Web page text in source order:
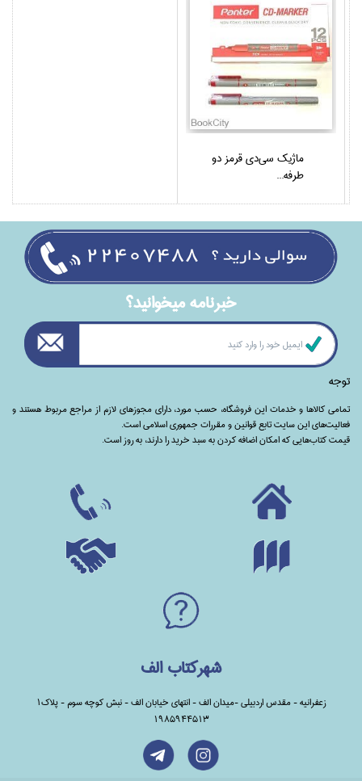
ماژيك سي‌دي قرمز دو
طرفه...
خبرنامه ميخوانيد؟
توجه
تمامی‌ کالاها و خدمات این فروشگاه، حسب مورد،‌ دارای مجوزهای لازم از مراجع مربوط هستند ‌و‌‌
فعالیت‌های این سایت تابع قوانین و مقررات جمهوری اسلامی است.
قیمت کتاب‌هایی که امکان اضافه کردن به سبد خرید را دارند،‌ به روز است.
شهرکتاب الف
زعفرانیه - مقدس اردبیلی -میدان الف - انتهای خیابان الف - نبش کوچه سوم - پلاک1
1985944513